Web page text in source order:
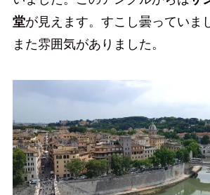
堂が見えます。すこし曇っていま
また雰囲気がありました。